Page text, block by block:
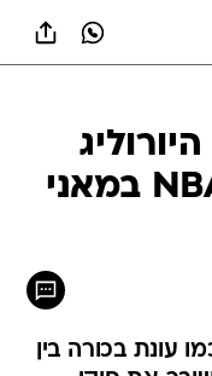
בשלבי הכרעה וה-NBA במאני
עונת בכורה בין